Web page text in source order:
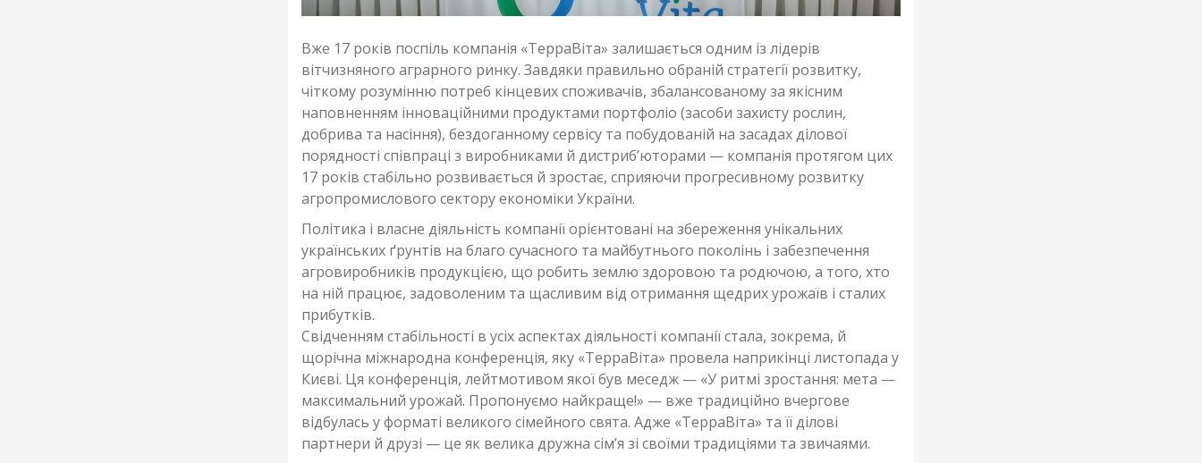
Вже 17 років поспіль компанія «ТерраВіта» залишається одним із лідерів
вітчизняного аграрного ринку. Завдяки правильно обраній стратегії розвитку,
чіткому розумінню потреб кінцевих споживачів, збалансованому за якісним
наповненням інноваційними продуктами портфоліо (засоби захисту рослин,
добрива та насіння), бездоганному сервісу та побудованій на засадах ділової
порядності співпраці з виробниками й дистриб’юторами — компанія протягом цих
17 років стабільно розвивається й зростає, сприяючи прогресивному розвитку
агропромислового сектору економіки України.
Політика і власне діяльність компанії орієнтовані на збереження унікальних
українських ґрунтів на благо сучасного та майбутнього поколінь і забезпечення
агровиробників продукцією, що робить землю здоровою та родючою, а того, хто
на ній працює, задоволеним та щасливим від отримання щедрих урожаїв і сталих
прибутків.
Свідченням стабільності в усіх аспектах діяльності компанії стала, зокрема, й
щорічна міжнародна конференція, яку «ТерраВіта» провела наприкінці листопада у
Києві. Ця конференція, лейтмотивом якої був меседж — «У ритмі зростання: мета —
максимальний урожай. Пропонуємо найкраще!» — вже традиційно вчергове
відбулась у форматі великого сімейного свята. Адже «ТерраВіта» та її ділові
партнери й друзі — це як велика дружна сім’я зі своїми традиціями та звичаями.